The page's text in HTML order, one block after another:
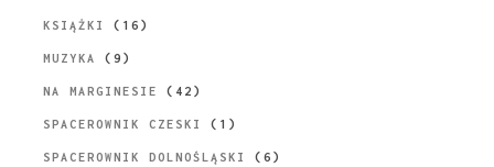
KSIĄŻKI (16)
MUZYKA (9)
NA MARGINESIE (42)
SPACEROWNIK CZESKI (1)
SPACEROWNIK DOLNOŚLĄSKI (6)